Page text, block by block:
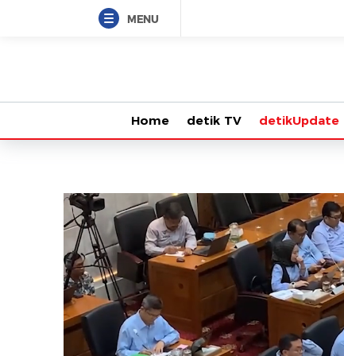
MENU
Home detik TV detikUpdate